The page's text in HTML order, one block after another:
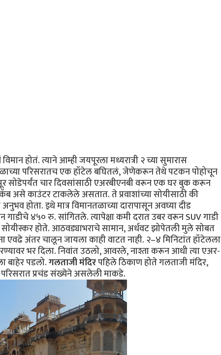
विमान होतं. त्याने आम्ही जयपूरला मध्यरात्री २ च्या सुमारास
परिसरातच एक हॉटेल बघितलं, जेणेकरून तेथे पटकन पोहोचून
सोडेपर्यंत चार दिवसांसाठी एअरबीएनबी वरून एक घर बुक करून
असे काउंटर टाकलेले असतात. ते प्रवाशांच्या सोयीसाठी की
होता. इथे मात्र विमानतळाच्या दारापासून अवघ्या दीड
४५० रु. सांगितले. त्यापेक्षा कमी दरात उबर वरून SUV गाडी
होते. आठवड्याभराचे सामान, अर्धवट झोपेतली मुले सोबत
अंतर चालून जायला काही वाटत नाही. २–४ मिनिटांत हॉटेलला
भर दिला. निवांत उठलो, आवरले, नाश्ता करून आधी त्या एअर-
बाहेर पडलो.गलताजी मंदिरपहिले ठिकाण होते गलताजी मंदिर,
प्रचंड संख्येने असलेली माकडे.